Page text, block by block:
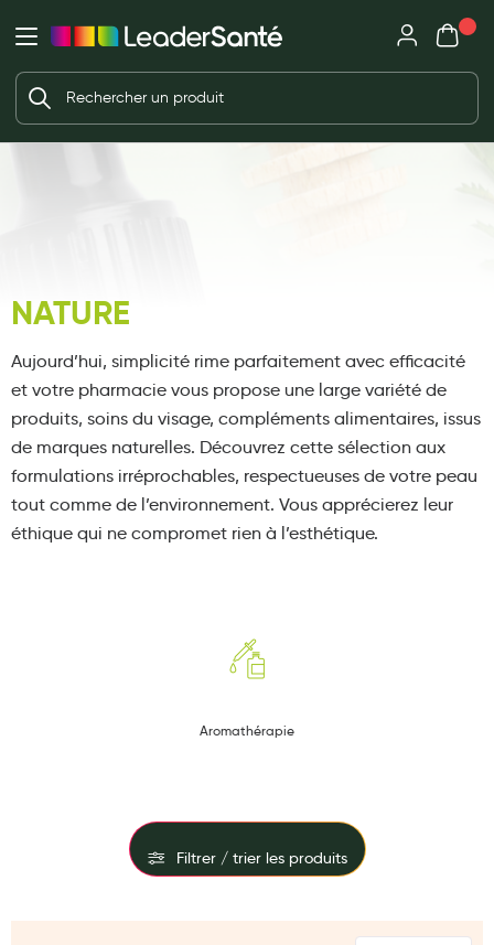
Ma Pharmacie LeaderSanté
Ouvrir l'application
Ouvrir
Mon
Votre panier est vide
Beauté et soin
Hygiène intime
Soins des pieds
Dentifrices et bains de bouche
Brosses à dents et accessoires dentaires
Maquillage
Accessoires, coutellerie, brosserie
NATURE
Aujourd’hui, simplicité rime parfaitement avec efficacité
et votre pharmacie vous propose une large variété de
produits, soins du visage, compléments alimentaires, issus
de marques naturelles. Découvrez cette sélection aux
formulations irréprochables, respectueuses de votre peau
tout comme de l’environnement. Vous apprécierez leur
éthique qui ne compromet rien à l’esthétique.
Aromathérapie
Filtrer / trier les produits